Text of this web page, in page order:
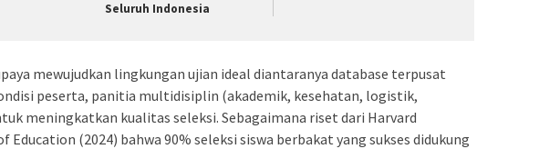
Seluruh Indonesia
mewujudkan lingkungan ujian ideal diantaranya database terpusat
peserta, panitia multidisiplin (akademik, kesehatan, logistik,
meningkatkan kualitas seleksi. Sebagaimana riset dari Harvard
Education (2024) bahwa 90% seleksi siswa berbakat yang sukses didukung